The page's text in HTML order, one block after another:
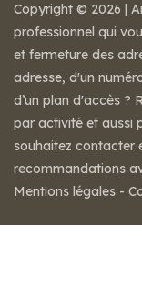
Copyright © 2026 |
professionnel qui
et fermeture des
adresse, d'un
d’un plan d'accès ?
par activité et aussi
souhaitez contacter
recommandations
Mentions légales -